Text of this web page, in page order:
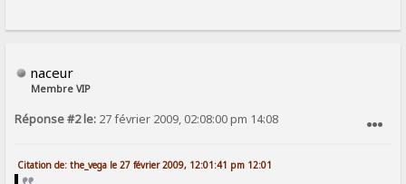
naceur
Membre VIP
Réponse #2 le: 27 février 2009, 02:08:00 pm 14:08
Citation de: the_vega le 27 février 2009, 12:01:41 pm 12:01